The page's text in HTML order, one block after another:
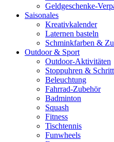
Geldgeschenke-
Saisonales
Kreativkalender
Laternen basteln
Schminkfarben &
Outdoor & Sport
Outdoor-Aktivitäten
Stoppuhren &
Beleuchtung
Fahrrad-Zubehör
Badminton
Squash
Fitness
Tischtennis
Funwheels